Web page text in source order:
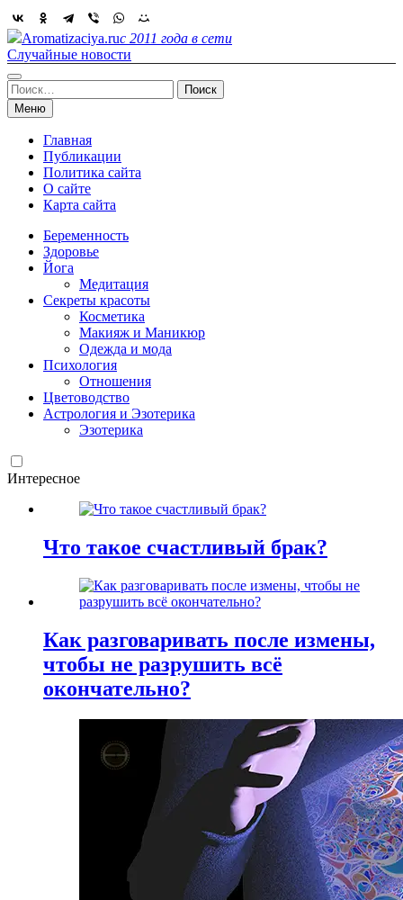
Skip
to
content
Aromatizaciya.ruс 2011 года в сети
Случайные новости
Найти:
Меню
Главная
Публикации
Политика сайта
О сайте
Карта сайта
Беременность
Здоровье
Йога
Медитация
Секреты красоты
Косметика
Макияж и Маникюр
Одежда и мода
Психология
Отношения
Цветоводство
Астрология и Эзотерика
Эзотерика
Интересное
Что такое счастливый брак?
Как разговаривать после измены,
чтобы не разрушить всё
окончательно?